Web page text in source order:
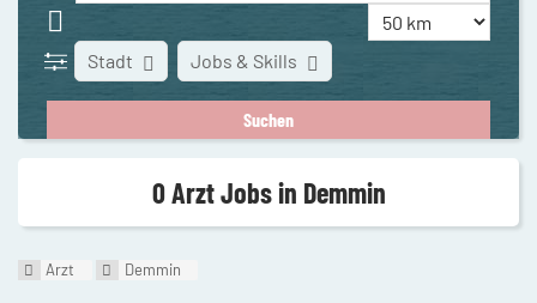
Stadt Jobs & Skills
0 Arzt Jobs in Demmin
Arzt Demmin